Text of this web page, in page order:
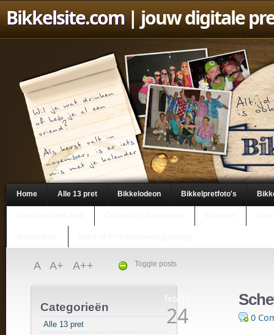
Bikkelsite.com| jouw digitale
Home Alle 13 pret Bikkelodeon Bikkelpretfoto's
Toggle posts
A A+ A++
Categorieën
Alle 13 pret
feb/12
24 0